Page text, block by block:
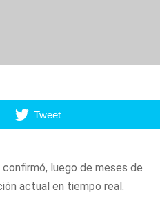
Tweet
luego de meses de
actual en tiempo real.